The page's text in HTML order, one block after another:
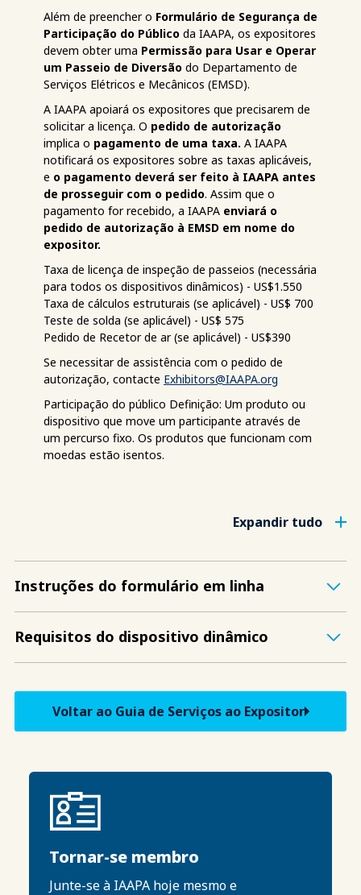
Além de preencher o Formulário de Segurança de
Participação do Público da IAAPA, os expositores
devem obter uma Permissão para Usar e Operar
um Passeio de Diversão do Departamento de
Serviços Elétricos e Mecânicos (EMSD).
A IAAPA apoiará os expositores que precisarem de
solicitar a licença. O pedido de autorização
implica o pagamento de uma taxa. A IAAPA
notificará os expositores sobre as taxas aplicáveis,
e o pagamento deverá ser feito à IAAPA antes
de prosseguir com o pedido. Assim que o
pagamento for recebido, a IAAPA enviará o
pedido de autorização à EMSD em nome do
expositor.
Taxa de licença de inspeção de passeios (necessária
para todos os dispositivos dinâmicos) - US$1.550
Taxa de cálculos estruturais (se aplicável) - US$ 700
Teste de solda (se aplicável) - US$ 575
Pedido de Recetor de ar (se aplicável) - US$390
Se necessitar de assistência com o pedido de
autorização, contacte Exhibitors@IAAPA.org
Participação do público Definição: Um produto ou
dispositivo que move um participante através de
um percurso fixo. Os produtos que funcionam com
moedas estão isentos.
Expandir tudo
Instruções do formulário em linha
Requisitos do dispositivo dinâmico
Voltar ao Guia de Serviços ao Expositor
Tornar-se membro
Junte-se à IAAPA hoje mesmo e